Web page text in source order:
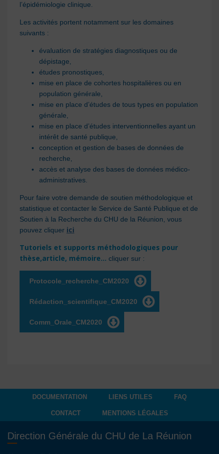
l’épidémiologie clinique.
Les activités portent notamment sur les domaines
suivants :
évaluation de stratégies diagnostiques ou de
dépistage,
études pronostiques,
mise en place de cohortes hospitalières ou en
population générale,
mise en place d’études de tous types en population
générale,
mise en place d’études interventionnelles ayant un
intérêt de santé publique,
conception et gestion de bases de données de
recherche,
accès et analyse des bases de données médico-
administratives.
Pour faire votre demande de soutien méthodologique et
statistique et contacter le Service de Santé Publique et de
Soutien à la Recherche du CHU de la Réunion, vous
pouvez cliquer ici
Tutoriels et supports méthodologiques pour
thèse,article, mémoire... cliquer sur :
Protocole_recherche_CM2020
Rédaction_scientifique_CM2020
Comm_Orale_CM2020
DOCUMENTATION LIENS UTILES FAQ
CONTACT MENTIONS LÉGALES
Direction Générale du CHU de La Réunion